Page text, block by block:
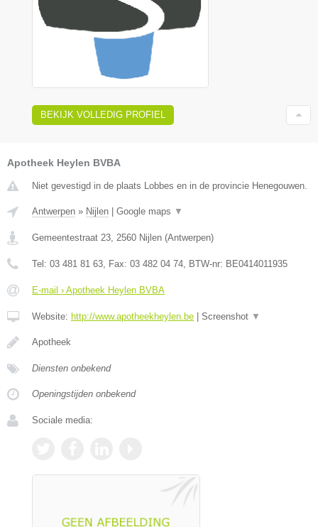
BEKIJK VOLLEDIG PROFIEL
Apotheek Heylen BVBA
Niet gevestigd in de plaats Lobbes en in de provincie Henegouwen.
Antwerpen » Nijlen | Google maps ▼
Gemeentestraat 23 2560 Nijlen (Antwerpen)
Tel: 03 481 81 63 , Fax: 03 482 04 74 , BTW-nr: BE0414011935
E-mail › Apotheek Heylen BVBA
Website: http://www.apotheekheylen.be | Screenshot ▼
Apotheek
Diensten onbekend
Openingstijden onbekend
Sociale media: